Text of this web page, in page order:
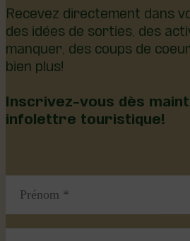
Recevez directement dans
des idées de sorties, des
manquer, des coups de
bien plus!
Inscrivez-vous dès
infolettre touristique!